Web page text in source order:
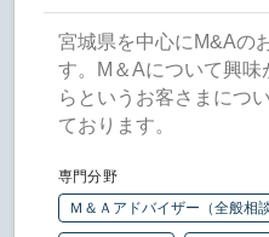
宮城県を中心にM&Aの
す。M＆Aについて興
らというお客さまにつ
ております。
専門分野
Ｍ＆Ａアドバイザー（全般相談